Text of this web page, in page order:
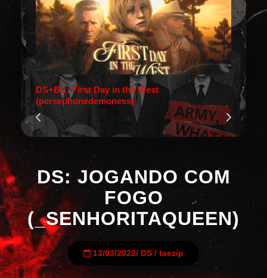
DS+BC: First Day in the West
(persephonedemoness)
DS: JOGANDO COM
FOGO
(_SENHORITAQUEEN)
13/03/2022/ DS / taezip